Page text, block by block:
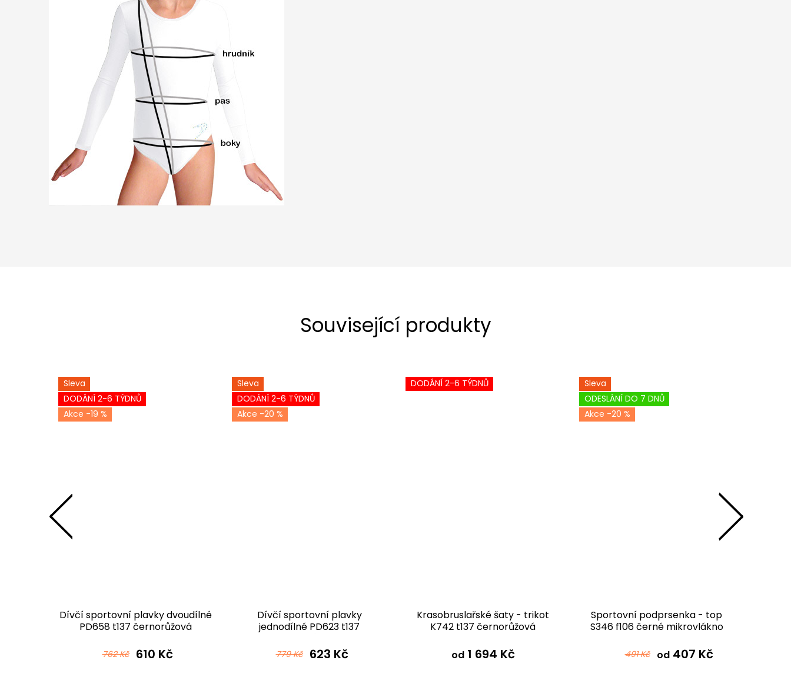
Související produkty
Sleva
DODÁNÍ 2-6 TÝDNŮ
-19 %
Dívčí sportovní plavky dvoudílné
PD658 t137 černorůžová
762 Kč 610 Kč
Sleva
DODÁNÍ 2-6 TÝDNŮ
-20 %
Dívčí sportovní plavky
jednodílné PD623 t137
779 Kč 623 Kč
DODÁNÍ 2-6 TÝDNŮ
Krasobruslařské šaty - trikot
K742 t137 černorůžová
od1 694 Kč
Sleva
ODESLÁNÍ DO 7 DNŮ
-20 %
Sportovní podprsenka - top
S346 f106 černé mikrovlákno
491 Kč od407 Kč